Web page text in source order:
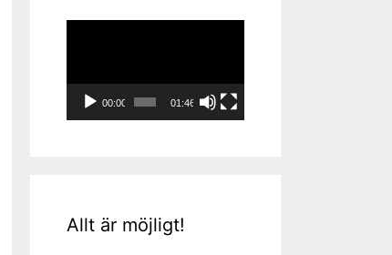
00:00 01:46
Allt är möjligt!